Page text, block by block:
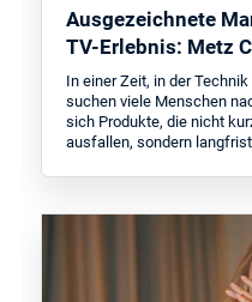
Ausgezeichnete
TV-Erlebnis: Metz
In einer Zeit, in der
suchen viele Menschen
sich Produkte, die nicht
ausfallen, sondern